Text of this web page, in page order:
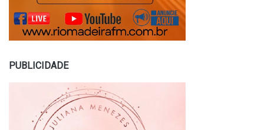
PUBLICIDADE